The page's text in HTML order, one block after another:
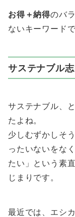
お得＋納得のバ
ないキーワードで
サステナブル
サステナブル、
たよね。
少しむずかしそ
ったいないをな
たい」という素
じまりです。
最近では、エシ